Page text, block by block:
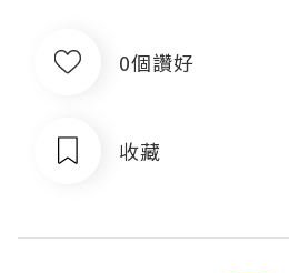
0個讚好
收藏